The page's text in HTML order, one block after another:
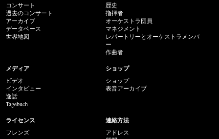
コンサート
過去のコンサート
アーカイブ
データベース
世界地図
歴史
指揮者
オーケストラ団員
マネジメント
レパートリーとオーケストラメンバ
ー
作曲者
メディア
ビデオ
インタビュー
逸話
Tagebuch
ショップ
ショップ
表音アーカイブ
ライセンス
フレンズ
連絡方法
アドレス